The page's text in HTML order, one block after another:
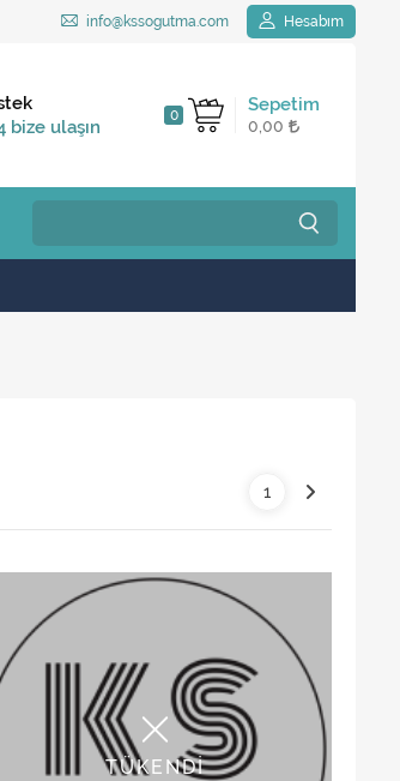
info@kssogutma.com Hesabım
Sepetim
0
0,00
bize ulaşın
1
TÜKENDİ